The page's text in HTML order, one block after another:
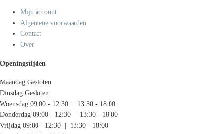
Mijn account
Algemene voorwaarden
Contact
Over
Openingstijden
Maandag Gesloten
Dinsdag Gesloten
Woensdag 09:00 - 12:30 | 13:30 - 18:00
Donderdag 09:00 - 12:30 | 13:30 - 18:00
Vrijdag 09:00 - 12:30 | 13:30 - 18:00